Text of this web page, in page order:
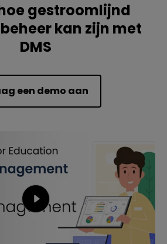
gestroomlijnd
kan zijn met
DMS
een demo aan